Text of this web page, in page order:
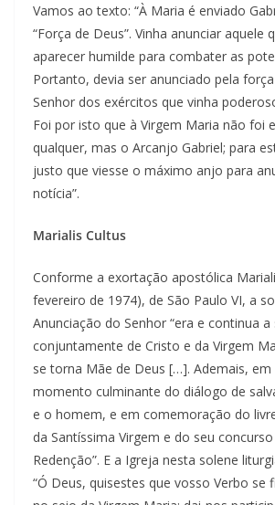
Vamos ao texto: “À Maria é enviado
“Força de Deus”. Vinha anunciar aquele
aparecer humilde para combater as
Portanto, devia ser anunciado pela
Senhor dos exércitos que vinha
Foi por isto que à Virgem Maria não foi
qualquer, mas o Arcanjo Gabriel; para
justo que viesse o máximo anjo para
notícia”.
Marialis Cultus
Conforme a exortação apostólica
fevereiro de 1974), de São Paulo VI, a
Anunciação do Senhor “era e continua
conjuntamente de Cristo e da Virgem
se torna Mãe de Deus […]. Ademais,
momento culminante do diálogo de
e o homem, e em comemoração do
da Santíssima Virgem e do seu
Redenção”. E a Igreja nesta solene
“Ó Deus, quisestes que vosso Verbo se